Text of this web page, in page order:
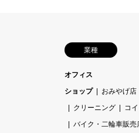
業種
オフィス
ショップ
おみやげ店
クリーニング
コ
バイク・二輪車販売